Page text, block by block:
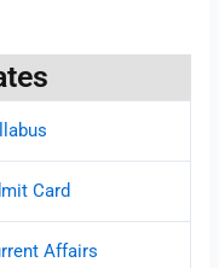
Card
Affairs